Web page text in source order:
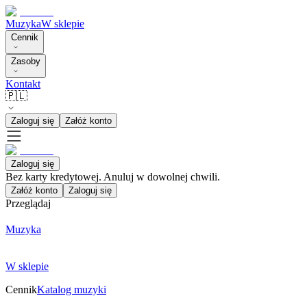
MuzykaW sklepie
Cennik
Zasoby
Kontakt
🇵🇱
Zaloguj się Załóż konto
Zaloguj się
Bez karty kredytowej. Anuluj w dowolnej chwili.
Załóż konto Zaloguj się
Przeglądaj
Muzyka
W sklepie
CennikKatalog muzyki